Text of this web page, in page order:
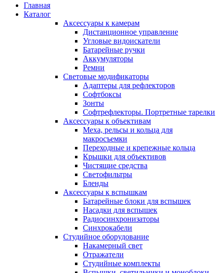
Главная
Каталог
Аксессуары к камерам
Дистанционное управление
Угловые видоискатели
Батарейные ручки
Аккумуляторы
Ремни
Световые модификаторы
Адаптеры для рефлекторов
Софтбоксы
Зонты
Софтрефлекторы. Портретные тарелки
Аксессуары к объективам
Меха, рельсы и кольца для
макросъемки
Переходные и крепежные кольца
Крышки для объективов
Чистящие средства
Светофильтры
Бленды
Аксессуары к вспышкам
Батарейные блоки для вспышек
Насадки для вспышек
Радиосинхронизаторы
Синхрокабели
Студийное оборудование
Накамерный свет
Отражатели
Студийные комплекты